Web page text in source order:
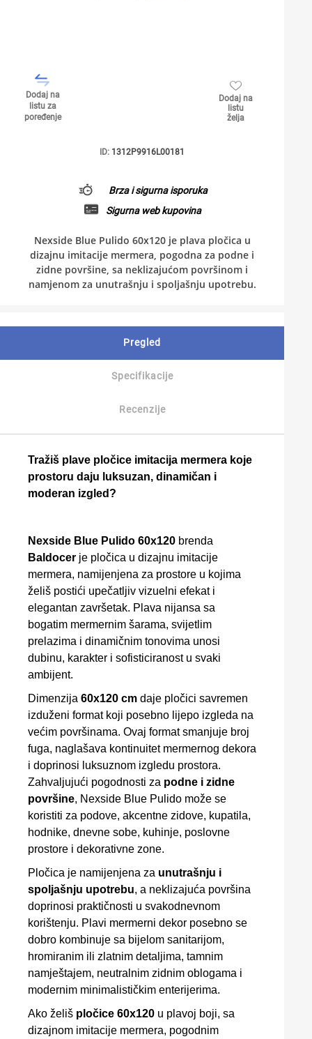
Dodaj na
listu za
poređenje
Dodaj na
listu
želja
ID: 1312P9916L00181
Brza i sigurna isporuka
Sigurna web kupovina
Nexside Blue Pulido 60x120 je plava pločica u
dizajnu imitacije mermera, pogodna za podne i
zidne površine, sa neklizajućom površinom i
namjenom za unutrašnju i spoljašnju upotrebu.
Pregled
Specifikacije
Recenzije
Tražiš plave pločice imitacija mermera koje
prostoru daju luksuzan, dinamičan i
moderan izgled?
Nexside Blue Pulido 60x120 brenda
Baldocer je pločica u dizajnu imitacije
mermera, namijenjena za prostore u kojima
želiš postići upečatljiv vizuelni efekat i
elegantan završetak. Plava nijansa sa
bogatim mermernim šarama, svijetlim
prelazima i dinamičnim tonovima unosi
dubinu, karakter i sofisticiranost u svaki
ambijent.
Dimenzija 60x120 cm daje pločici savremen
izduženi format koji posebno lijepo izgleda na
većim površinama. Ovaj format smanjuje broj
fuga, naglašava kontinuitet mermernog dekora
i doprinosi luksuznom izgledu prostora.
Zahvaljujući pogodnosti za podne i zidne
površine, Nexside Blue Pulido može se
koristiti za podove, akcentne zidove, kupatila,
hodnike, dnevne sobe, kuhinje, poslovne
prostore i dekorativne zone.
Pločica je namijenjena za unutrašnju i
spoljašnju upotrebu, a neklizajuća površina
doprinosi praktičnosti u svakodnevnom
korištenju. Plavi mermerni dekor posebno se
dobro kombinuje sa bijelom sanitarijom,
hromiranim ili zlatnim detaljima, tamnim
namještajem, neutralnim zidnim oblogama i
modernim minimalističkim enterijerima.
Ako želiš pločice 60x120 u plavoj boji, sa
dizajnom imitacije mermera, pogodnim